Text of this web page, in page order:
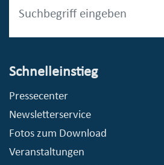
Schnelleinstieg
Pressecenter
Newsletterservice
Fotos zum Download
Veranstaltungen